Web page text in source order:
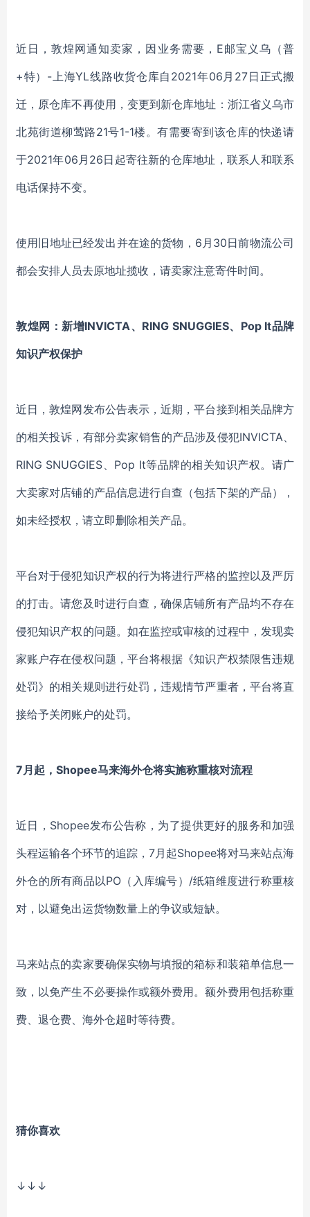
近日，敦煌网通知卖家，因业务需要，E邮宝义乌（普
+特）-上海YL线路收货仓库自2021年06月27日正式搬
迁，原仓库不再使用，变更到新仓库地址：浙江省义乌市
北苑街道柳莺路21号1-1楼。有需要寄到该仓库的快递请
于2021年06月26日起寄往新的仓库地址，联系人和联系
电话保持不变。
使用旧地址已经发出并在途的货物，6月30日前物流公司
都会安排人员去原地址揽收，请卖家注意寄件时间。
敦煌网：新增INVICTA、RING SNUGGIES、Pop It品牌
知识产权保护
近日，敦煌网发布公告表示，近期，平台接到相关品牌方
的相关投诉，有部分卖家销售的产品涉及侵犯INVICTA、
RING SNUGGIES、Pop It等品牌的相关知识产权。请广
大卖家对店铺的产品信息进行自查（包括下架的产品），
如未经授权，请立即删除相关产品。
平台对于侵犯知识产权的行为将进行严格的监控以及严厉
的打击。请您及时进行自查，确保店铺所有产品均不存在
侵犯知识产权的问题。如在监控或审核的过程中，发现卖
家账户存在侵权问题，平台将根据《知识产权禁限售违规
处罚》的相关规则进行处罚，违规情节严重者，平台将直
接给予关闭账户的处罚。
7月起，Shopee马来海外仓将实施称重核对流程
近日，Shopee发布公告称，为了提供更好的服务和加强
头程运输各个环节的追踪，7月起Shopee将对马来站点海
外仓的所有商品以PO（入库编号）/纸箱维度进行称重核
对，以避免出运货物数量上的争议或短缺。
马来站点的卖家要确保实物与填报的箱标和装箱单信息一
致，以免产生不必要操作或额外费用。额外费用包括称重
费、退仓费、海外仓超时等待费。
猜你喜欢
↓↓↓